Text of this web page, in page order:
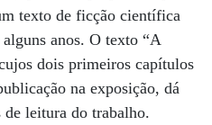
texto de ficção científica
anos. O texto “A
dois primeiros capítulos
na exposição, dá
de leitura do trabalho.